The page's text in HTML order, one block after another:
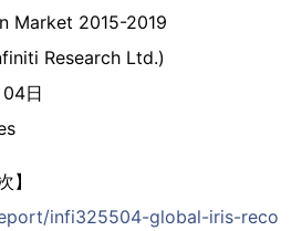
Market 2015-2019
Research Ltd.)
日
】
infi325504-global-iris-reco